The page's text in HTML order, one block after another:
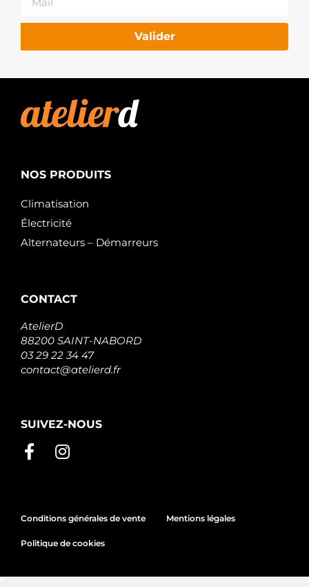
Valider
NOS PRODUITS
Climatisation
Électricité
Alternateurs – Démarreurs
CONTACT
AtelierD
88200 SAINT-NABORD
03 29 22 34 47
contact@atelierd.fr
SUIVEZ-NOUS
Conditions générales de vente Mentions légales
Politique de cookies